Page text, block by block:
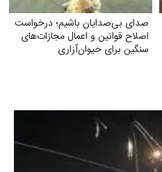
صدای بی‌صدایان باشیم؛ درخواست
اصلاح قوانین و اعمال مجازات‌های
سنگین برای حیوان‌آزاری